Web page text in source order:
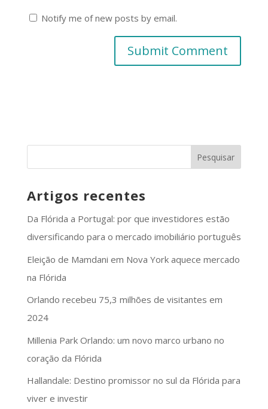
Notify me of new posts by email.
Artigos recentes
Da Flórida a Portugal: por que investidores estão
diversificando para o mercado imobiliário português
Eleição de Mamdani em Nova York aquece mercado
na Flórida
Orlando recebeu 75,3 milhões de visitantes em
2024
Millenia Park Orlando: um novo marco urbano no
coração da Flórida
Hallandale: Destino promissor no sul da Flórida para
viver e investir